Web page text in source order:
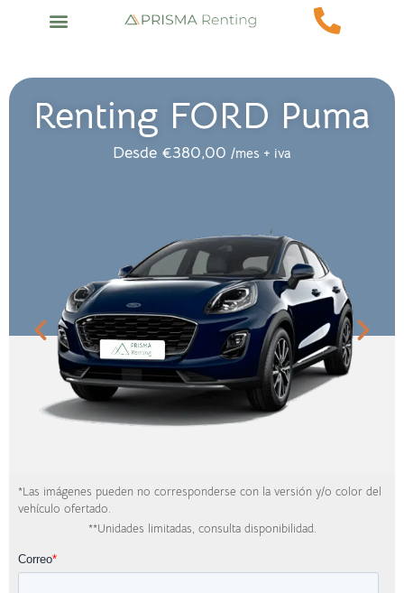
Renting FORD Puma
Desde €380,00 /mes + iva
*Las imágenes pueden no corresponderse con la versión y/o color del
vehículo ofertado.
**Unidades limitadas, consulta disponibilidad.